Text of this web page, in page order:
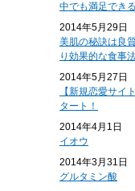
中でも満足でき
2014年5月29日
美肌の秘訣は良
り効果的な食事
2014年5月27日
【新規恋愛サイ
タート！
2014年4月1日
イオウ
2014年3月31日
グルタミン酸